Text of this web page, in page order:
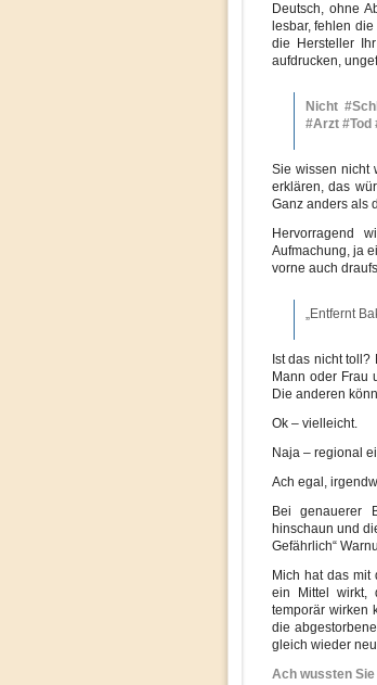
Deutsch, ohne
lesbar, fehlen
die Hersteller
aufdrucken,
Nicht
#Arzt #Tod
Sie wissen nicht
erklären, das
Ganz anders als
Hervorragend
Aufmachung, ja
vorne auch
„Entfernt
Ist das nicht
Mann oder Frau
Die anderen
Ok – vielleicht.
Naja – regional
Ach egal,
Bei genauerer
hinschaun und
Gefährlich“
Mich hat das mit
ein Mittel wirkt,
temporär wirken
die
gleich wieder
Ach wussten